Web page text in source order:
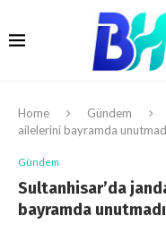
Home Gündem
ailelerini bayramda
Gündem
Sultanhisar’da
bayramda unutmadı